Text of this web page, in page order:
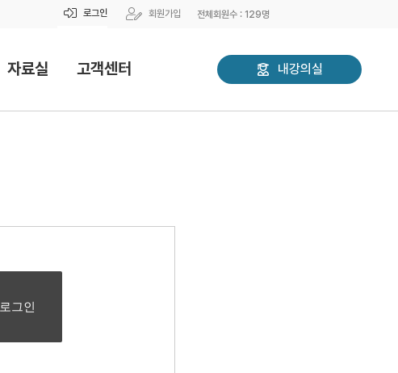
로그인 회원가입 전체회원수 : 129명
자료실 고객센터 내강의실
로그인